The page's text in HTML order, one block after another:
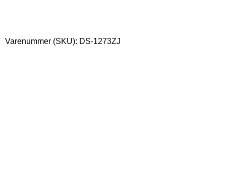
Varenummer (SKU): DS-1273ZJ